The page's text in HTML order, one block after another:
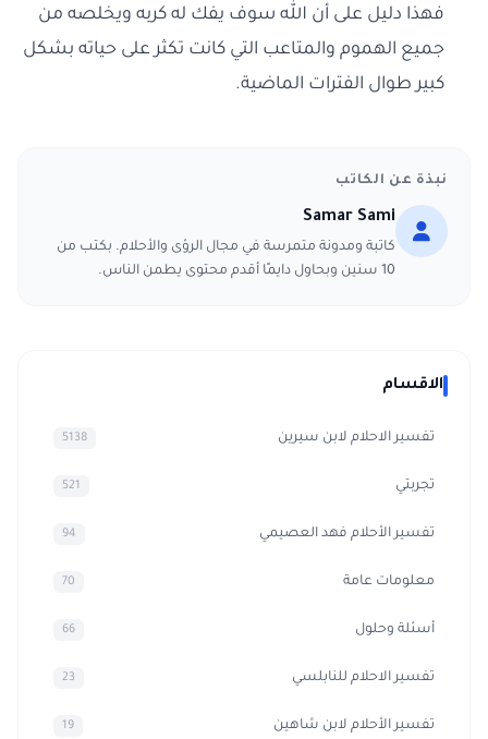
فهذا دليل على أن الله سوف يفك له كربه ويخلصه من
جميع الهموم والمتاعب التي كانت تكثر على حياته بشكل
كبير طوال الفترات الماضية.
نبذة عن الكاتب
Samar Sami
كاتبة ومدونة متمرسة في مجال الرؤى والأحلام. بكتب من
10 سنين وبحاول دايمًا أقدم محتوى يطمن الناس.
الاقسام
تفسير الاحلام لابن سيرين 5138
تجربتي 521
تفسير الأحلام فهد العصيمي 94
معلومات عامة 70
أسئلة وحلول 66
تفسير الاحلام للنابلسي 23
تفسير الأحلام لابن شاهين 19